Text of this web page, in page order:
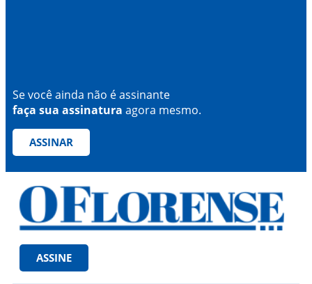
Se você ainda não é assinante
faça sua assinatura agora mesmo.
ASSINAR
ASSINE